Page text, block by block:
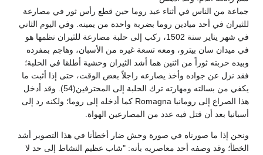
جماعة من الناس في أثناء عيد روما حين قطع رأس ثور في مصارعة
للثيران في أحد ميادين روما بضربة واحدة من يمينه. وفي اليوم الثاني
في شهر يناير سنة 1502، ركب إلى حلبة مصارعة للثيران نظمها هو
في ميدان سان بيترو، ومعه تسعة غيره من الأسبان، وهاجم بمفرده
وبيده حربته ثوراً من اثنين هما أشد الثيران وحشية أطلقا في الحلبة؛
فقد نزل عن جواده وأخذ يصارعه راجلاً بعض الوقت، حتى إذا أثبت ما
يكفي من بسالته ومهارته ترك الحلبة إلى المحترفين(54). وقد أدخل
هذا الصراع إلى رومانيا Romagna كما أدخله إلى روما؛ ولكنه رد إلى
أسبانيا بعد أن قتل فيه عدد من المصارعين الهواة.
ونحن إذا ما صورناه في صورة وحش ضار أخطأنا في هذا التصوير أشد
الخطأ؛ وقد وصفه أحد معاصريه بأنه: "شاب عظيم النشاط إلى حد لا